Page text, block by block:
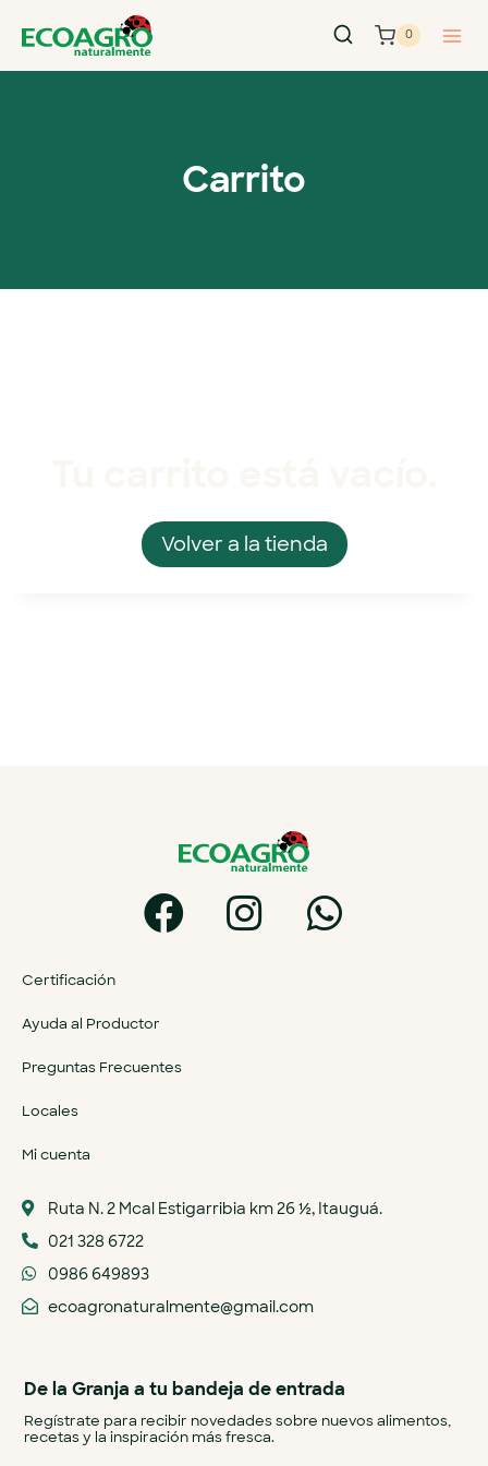
0
Carrito
Volver a la tienda
Certificación
Ayuda al Productor
Preguntas Frecuentes
Locales
Mi cuenta
Ruta N. 2 Mcal Estigarribia km 26 ½, Itauguá.
021 328 6722
0986 649893
ecoagronaturalmente@gmail.com
De la Granja a tu bandeja de entrada
Regístrate para recibir novedades sobre nuevos alimentos,
recetas y la inspiración más fresca.